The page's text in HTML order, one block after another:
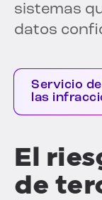
sistemas
datos
Servicio
las
El
de